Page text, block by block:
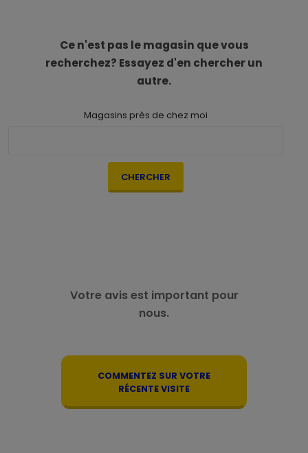
Ce n'est pas le magasin que vous
recherchez? Essayez d'en chercher un
autre.
Magasins près de chez moi
CHERCHER
Votre avis est important pour
nous.
COMMENTEZ SUR VOTRE
RÉCENTE VISITE